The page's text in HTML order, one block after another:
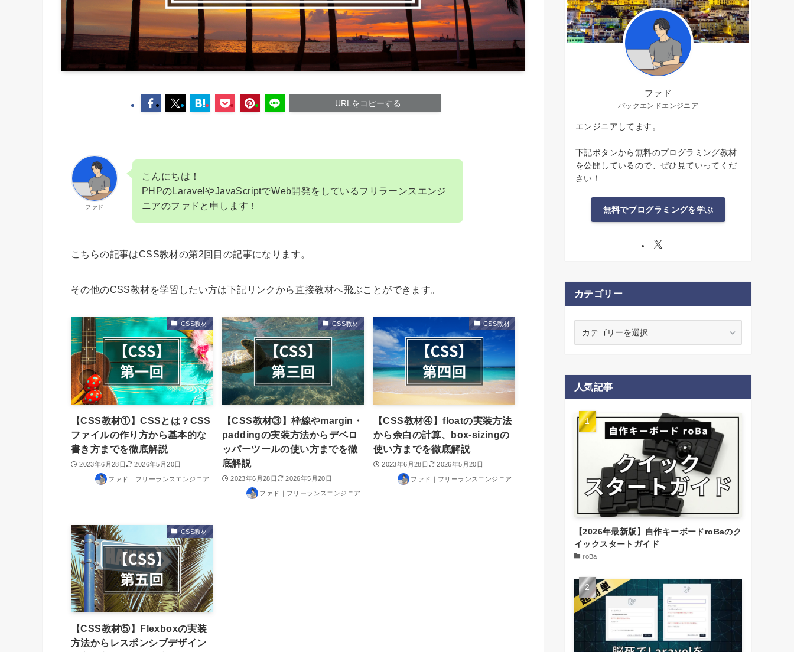
URLをコピーする
ファド
こんにちは！
PHPのLaravelやJavaScriptでWeb開発をしているフリラーンスエンジ
ニアのファドと申します！
こちらの記事はCSS教材の第2回目の記事になります。
その他のCSS教材を学習したい方は下記リンクから直接教材へ飛ぶことができます。
CSS教材
【CSS教材①】CSSとは？CSS
ファイルの作り方から基本的な
書き方までを徹底解説
2023年6月28日 2026年5月20日
ファド｜フリーランスエンジニア
CSS教材
【CSS教材③】枠線やmargin・
paddingの実装方法からデベロ
ッパーツールの使い方までを徹
底解説
2023年6月28日 2026年5月20日
ファド｜フリーランスエンジニア
CSS教材
【CSS教材④】floatの実装方法
から余白の計算、box-sizingの
使い方までを徹底解説
2023年6月28日 2026年5月20日
ファド｜フリーランスエンジニア
CSS教材
【CSS教材⑤】Flexboxの実装
方法からレスポンシブデザイン
ファド
バックエンドエンジニア
エンジニアしてます。
下記ボタンから無料のプログラミング教材
を公開しているので、ぜひ見ていってくだ
さい！
無料でプログラミングを学ぶ
カテゴリー
ー
人気記事
【2026年最新版】自作キーボードroBaのク
イックスタートガイド
roBa